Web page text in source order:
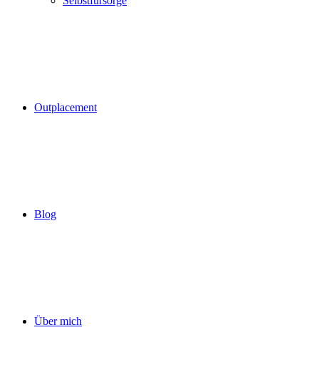
Outplacement
Blog
Über mich